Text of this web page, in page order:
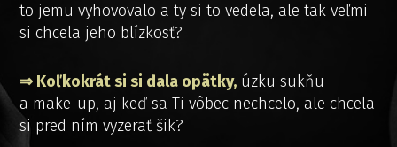
to jemu vyhovovalo a ty si to vedela, ale tak veľmi
si chcela jeho blízkosť?
⇒ Koľkokrát si si dala opätky, úzku sukňu
a make-up, aj keď sa Ti vôbec nechcelo, ale chcela
si pred ním vyzerať šik?